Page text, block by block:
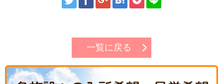
一覧に戻る